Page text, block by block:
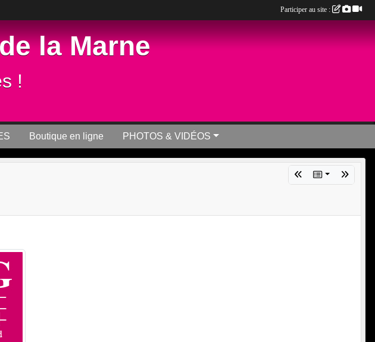
la Marne
!
Boutique en ligne PHOTOS & VIDÉOS
Participer au site :